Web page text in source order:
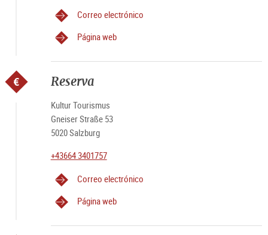
Precio
Niños:(8-12 años) 4,50 euros
Salzburg Card:17 euros (en efectivo en el lugar)
años)
Boleto para grupos:
¡IMPORTANTE! SI RESERVA EN LÍNEA EL DÍA DEL
EVENTO, POR FAVOR CONTACTE PARA CONFIRMACIÓN
AL + 0664 - 3401757
Por favor, tenga en cuenta que las visitas son ofrecidas de
manera independiente por el guía y no tienen relación con
Turismo Salzburgo.
Correo electrónico
Página web
Reserva
Kultur Tourismus
Gneiser Straße 53
5020 Salzburg
+43664 3401757
Correo electrónico
Página web